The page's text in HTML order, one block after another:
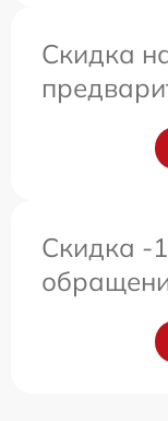
Скидка
Скидка -